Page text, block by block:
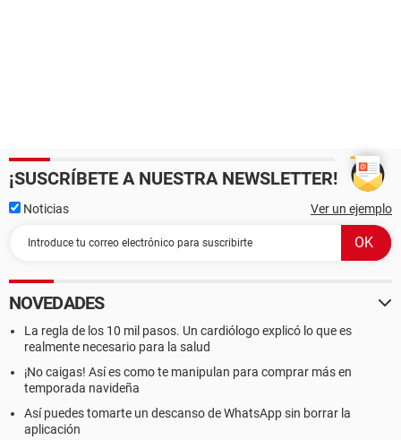
¡SUSCRÍBETE A NUESTRA NEWSLETTER!
Noticias Ver un ejemplo
NOVEDADES
La regla de los 10 mil pasos. Un cardiólogo explicó lo que es
realmente necesario para la salud
¡No caigas! Así es como te manipulan para comprar más en
temporada navideña
Así puedes tomarte un descanso de WhatsApp sin borrar la
aplicación